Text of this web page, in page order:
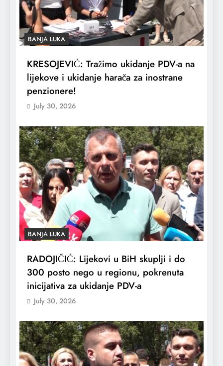
BANJA LUKA
KRESOJEVIĆ: Tražimo ukidanje PDV-a na
lijekove i ukidanje harača za inostrane
penzionere!
July 30, 2026
BANJA LUKA
RADOJIČIĆ: Lijekovi u BiH skuplji i do
300 posto nego u regionu, pokrenuta
inicijativa za ukidanje PDV-a
July 30, 2026